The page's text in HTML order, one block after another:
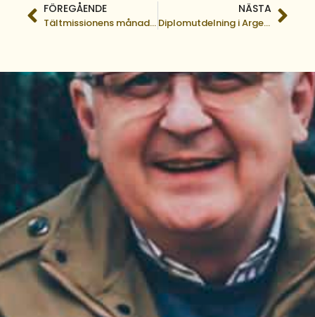
FÖREGÅENDE
Tältmissionens månadsbrev, april 2026
NÄSTA
Diplomutdelning i Argentina